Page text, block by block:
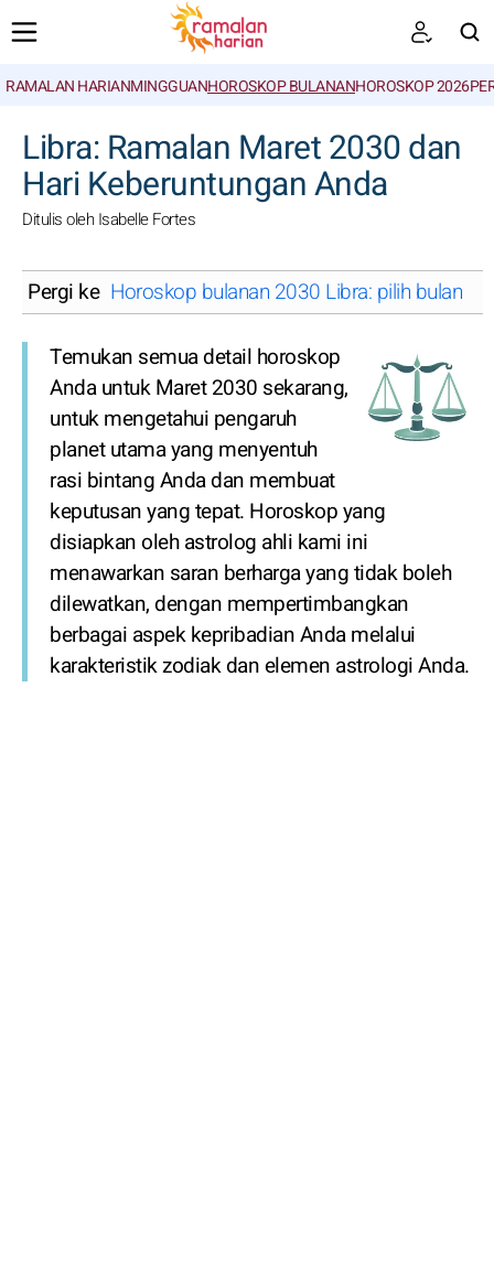
RAMALAN HARIANMINGGUANHOROSKOP BULANANHOROSKOP 2026
Libra: Ramalan Maret 2030 dan
Hari Keberuntungan Anda
Ditulis oleh Isabelle Fortes
Pergi ke Horoskop bulanan 2030 Libra: pilih bulan
Temukan semua detail horoskop
Anda untuk Maret 2030 sekarang,
untuk mengetahui pengaruh
planet utama yang menyentuh
rasi bintang Anda dan membuat
keputusan yang tepat. Horoskop yang
disiapkan oleh astrolog ahli kami ini
menawarkan saran berharga yang tidak boleh
dilewatkan, dengan mempertimbangkan
berbagai aspek kepribadian Anda melalui
karakteristik zodiak dan elemen astrologi Anda.